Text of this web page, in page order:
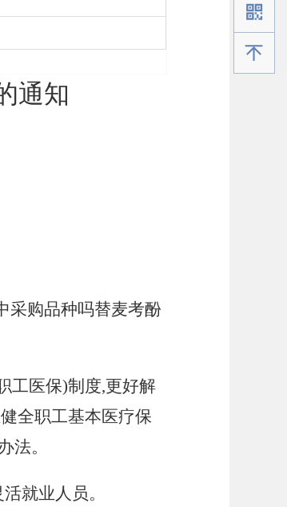
通知
采购品种吗替麦考酚
工医保)制度,更好解
全职工基本医疗保
法。
就业人员。
手机版